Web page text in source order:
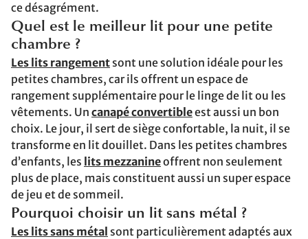
ce désagrément.
Quel est le meilleur lit pour une petite
chambre ?
Les lits rangement sont une solution idéale pour les
petites chambres, car ils offrent un espace de
rangement supplémentaire pour le linge de lit ou les
vêtements. Un canapé convertibleest aussi un bon
choix. Le jour, il sert de siège confortable, la nuit, il se
transforme en lit douillet. Dans les petites chambres
d’enfants, les lits mezzanineoffrent non seulement
plus de place, mais constituent aussi un super espace
de jeu et de sommeil.
Pourquoi choisir un lit sans métal ?
Les lits sans métal sont particulièrement adaptés aux